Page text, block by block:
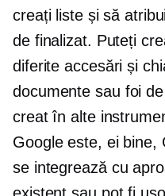
creați liste și să
de finalizat. Puteți
diferite accesări și
documente sau foi
creat în alte
Google este, ei bine,
se integrează cu